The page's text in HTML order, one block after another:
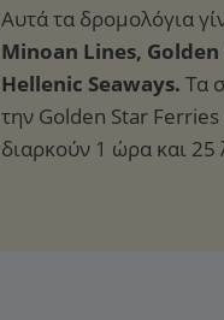
Αυτά τα δρομολόγια
Minoan Lines,
Hellenic Seaways. Τα
την Golden Star
διαρκούν 1 ώρα και 25